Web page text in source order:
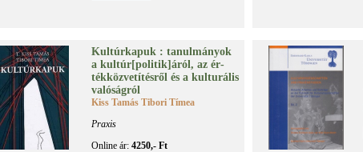
Kul­túr­ka­puk : ta­nul­má­nyok
a kul­túr[po­li­tik]áról, az ér­
ték­köz­ve­tí­tés­ről és a kul­tu­rá­lis
va­ló­ság­ról
Kiss Tamás Tibori Tímea
Praxis
Online ár: 4250,- Ft